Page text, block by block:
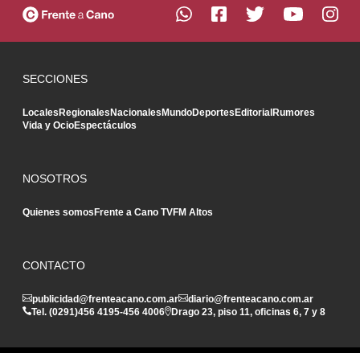
SECCIONES
LocalesRegionalesNacionalesMundoDeportesEditorialRumores
Vida y OcioEspectáculos
NOSOTROS
Quienes somosFrente a Cano TVFM Altos
CONTACTO
publicidad@frenteacano.com.ar
diario@frenteacano.com.ar
Tel. (0291)456 4195-456 4006 Drago 23, piso 11, oficinas 6, 7 y 8